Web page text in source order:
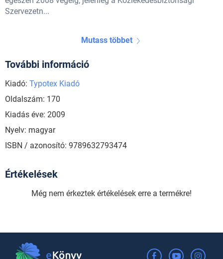
Szervezetn...
Mutass többet
További információ
Kiadó: Typotex Kiadó
Oldalszám: 170
Kiadás éve: 2009
Nyelv: magyar
ISBN / azonosító: 9789632793474
Értékelések
Még nem érkeztek értékelések erre a termékre!